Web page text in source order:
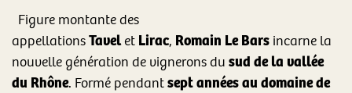
Figure montante des
appellationsTavelet Lirac, Romain Le Bars incarne la
nouvelle génération de vignerons du sud de la vallée
du Rhône. Formé pendantsept années au domaine de